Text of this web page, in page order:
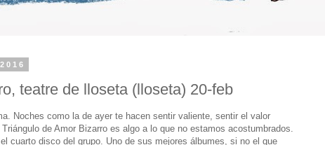
teatre de lloseta (lloseta) 20-feb
Noches como la de ayer te hacen sentir valiente, sentir el valor
de Amor Bizarro es algo a lo que no estamos acostumbrados.
cuarto disco del grupo. Uno de sus mejores álbumes, si no el que